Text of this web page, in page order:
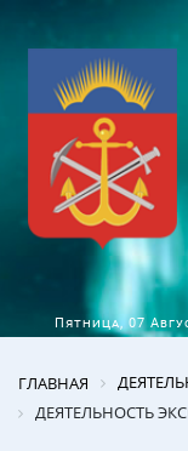
Пятница, 07
ГЛАВНАЯ
ДЕЯТЕЛЬНОСТЬ